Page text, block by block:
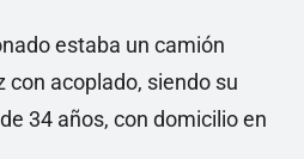
estaba un camión
con acoplado, siendo su
34 años, con domicilio en